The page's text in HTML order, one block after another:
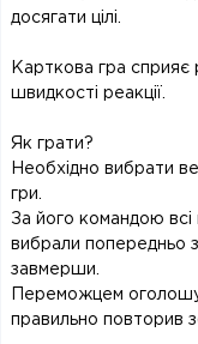
досягати цілі.
Карткова гра сприяє
швидкості реакції.
Як грати?
Необхідно вибрати
гри.
За його командою всі
вибрали попередньо
завмерши.
Переможцем
правильно повторив